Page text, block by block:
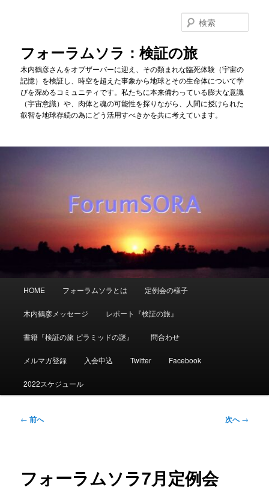
フォーラムソラ：検証の旅
木内鶴彦さんをオブザーバーに迎え、その類まれな臨死体験（宇宙の
記憶）を検証し、時空を超えた事象から地球とその生命体について学
びを深めるコミュニティです。私たちに本来備わっている膨大な意識
（宇宙意識）や、肉体と魂の可能性を探りながら、人間に授けられた
叡智を地球存続の為にどう活用すべきかを共に考えています。
索
HOME フォーラムソラとは 定例会の様子
木内鶴彦メッセージ レポート『検証の旅』
書籍『検証の旅 ピラミッドの謎』 問合わせ
メルマガ登録 入会申込 Twitter Facebook
2022スケジュール
投
ー
← 前へ 次へ→
フォーラムソラ7月定例会